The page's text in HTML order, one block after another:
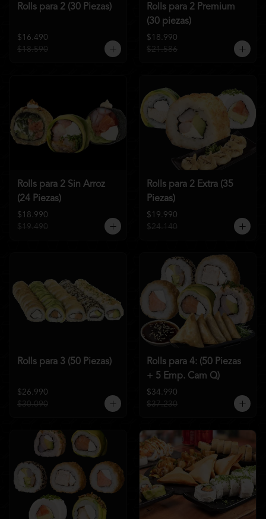
Rolls para 2 (30 Piezas)
$16.490
$18.590
Rolls para 2 Premium
(30 piezas)
$18.990
$21.586
Rolls para 2 Sin Arroz
(24 Piezas)
$18.990
$19.490
Rolls para 2 Extra (35
Piezas)
$19.990
$24.140
Rolls para 3 (50 Piezas)
$26.990
$30.090
Rolls para 4: (50 Piezas
+ 5 Emp. Cam Q)
$34.990
$37.230